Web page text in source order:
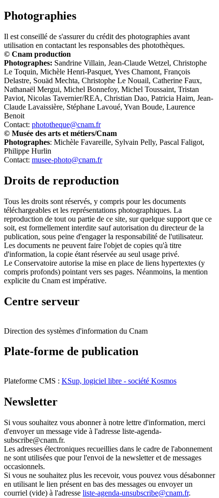
Photographies
Il est conseillé de s'assurer du crédit des photographies avant
utilisation en contactant les responsables des photothèques.
© Cnam production
Photographes: Sandrine Villain, Jean-Claude Wetzel, Christophe
Le Toquin, Michèle Henri-Pasquet, Yves Chamont, François
Delastre, Souäd Mechta, Christophe Le Nouail, Catherine Faux,
Nathanaël Mergui, Michel Bonnefoy, Michel Toussaint, Tristan
Paviot, Nicolas Tavernier/REA, Christian Dao, Patricia Haim, Jean-
Claude Lavaissière, Stéphane Lavoué, Yvan Boude, Laurence
Benoit
Contact: phototheque@cnam.fr
© Musée des arts et métiers/Cnam
Photographes: Michèle Favareille, Sylvain Pelly, Pascal Faligot,
Philippe Hurlin
Contact: musee-photo@cnam.fr
Droits de reproduction
Tous les droits sont réservés, y compris pour les documents
téléchargeables et les représentations photographiques. La
reproduction de tout ou partie de ce site, sur quelque support que ce
soit, est formellement interdite sauf autorisation du directeur de la
publication, sous peine d'engager la responsabilité de l'utilisateur.
Les documents ne peuvent faire l'objet de copies qu'à titre
d'information, la copie étant réservée au seul usage privé.
Le Conservatoire autorise la mise en place de liens hypertextes (y
compris profonds) pointant vers ses pages. Néanmoins, la mention
explicite du Cnam est impérative.
Centre serveur
Direction des systèmes d'information du Cnam
Plate-forme de publication
Plateforme CMS : KSup, logiciel libre - société Kosmos
Newsletter
Si vous souhaitez vous abonner à notre lettre d'information, merci
d'envoyer un message vide à l'adresse liste-agenda-
subscribe@cnam.fr.
Les adresses électroniques recueillies dans le cadre de l'abonnement
ne sont utilisées que pour l'envoi de la newsletter et de messages
occasionnels.
Si vous ne souhaitez plus les recevoir, vous pouvez vous désabonner
en utilisant le lien présent en bas des messages ou envoyer un
courriel (vide) à l'adresse liste-agenda-unsubscribe@cnam.fr.